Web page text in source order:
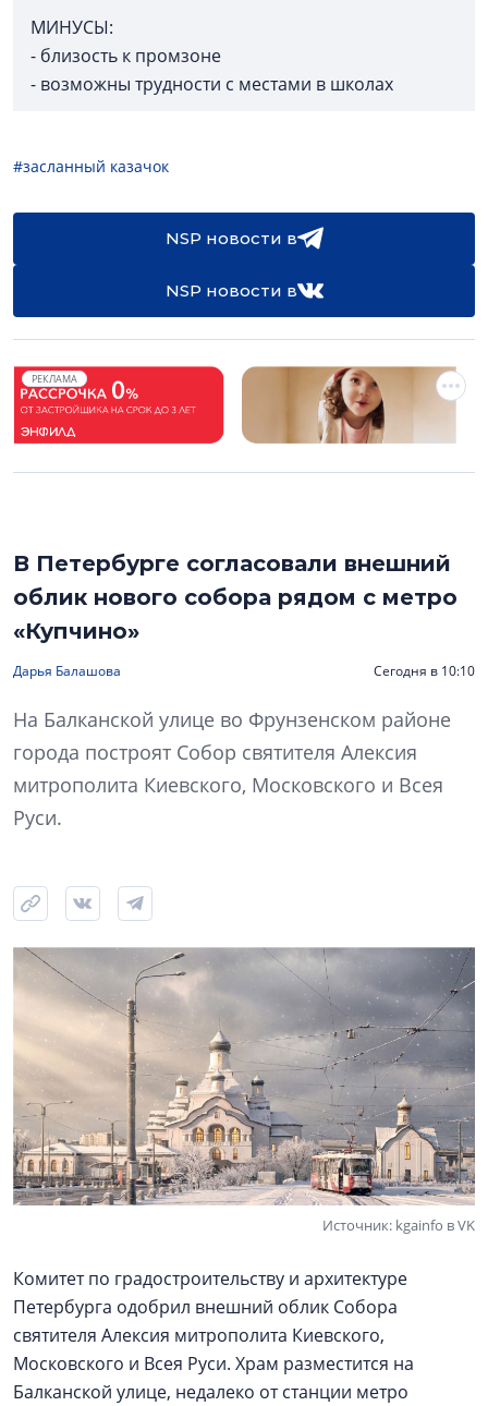
МИНУСЫ:
- близость к промзоне
- возможны трудности с местами в школах
#засланный казачок
NSP новости в
NSP новости в
РЕКЛАМА
В Петербурге согласовали внешний
облик нового собора рядом с метро
«Купчино»
Дарья Балашова Сегодня в 10:10
На Балканской улице во Фрунзенском районе
города построят Собор святителя Алексия
митрополита Киевского, Московского и Всея
Руси.
Источник: kgainfo в VK
Комитет по градостроительству и архитектуре
Петербурга одобрил внешний облик Собора
святителя Алексия митрополита Киевского,
Московского и Всея Руси. Храм разместится на
Балканской улице, недалеко от станции метро